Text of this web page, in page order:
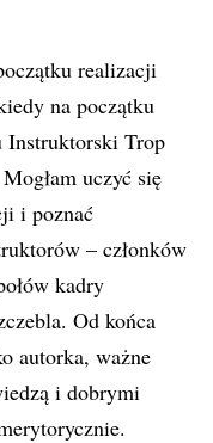
realizacji
na początku
Instruktorski Trop
uczyć się
i poznać
– członków
kadry
Od końca
autorka, ważne
i dobrymi